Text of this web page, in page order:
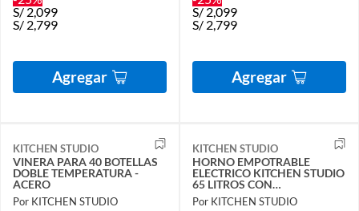
S/2,099
S/ 2,799
Agregar
S/2,099
S/ 2,799
Agregar
KITCHEN STUDIO
VINERA PARA 40 BOTELLAS
DOBLE TEMPERATURA -
ACERO
Por KITCHEN STUDIO
KITCHEN STUDIO
HORNO EMPOTRABLE
ELECTRICO KITCHEN STUDIO
65 LITROS CON
CONVECCION
Por KITCHEN STUDIO